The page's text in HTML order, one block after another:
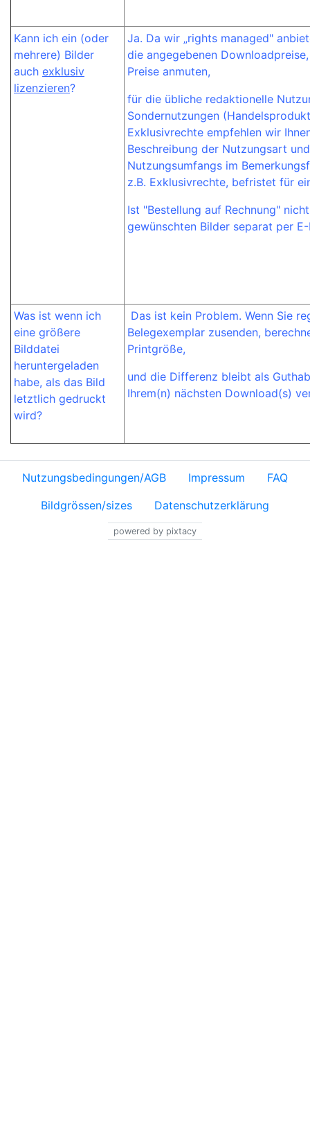
Kann ich ein (oder
mehrere) Bilder
auch exklusiv
lizenzieren?
Ja. Da wir „rights managed"
die angegebenen
Preise anmuten,
für die übliche redaktionelle
Sondernutzungen
Exklusivrechte empfehlen wir
Beschreibung der Nutzungsart
Nutzungsumfangs im
z.B. Exklusivrechte, befristet für
Ist "Bestellung auf Rechnung"
gewünschten Bilder separat per
Was ist wenn ich
eine größere
Bilddatei
heruntergeladen
habe, als das Bild
letztlich gedruckt
wird?
Das ist kein Problem. Wenn Sie
Belegexemplar zusenden,
Printgröße,
und die Differenz bleibt als
Ihrem(n) nächsten Download(s)
Nutzungsbedingungen/AGB Impressum
FAQ
Bildgrössen/sizes
Datenschutzerklärung
powered by pixtacy